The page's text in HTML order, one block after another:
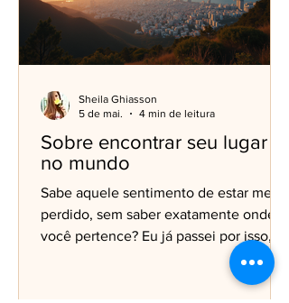
Sobre encontrar seu lugar
no mundo
Sabe aquele sentimento de estar meio
perdido, sem saber exatamente onde
você pertence? Eu já passei por isso, e
aposto que você também. Encontrar
seu lugar no mundo não é algo que
Sheila Ghiasson
5 de mai.
4 min de leitura